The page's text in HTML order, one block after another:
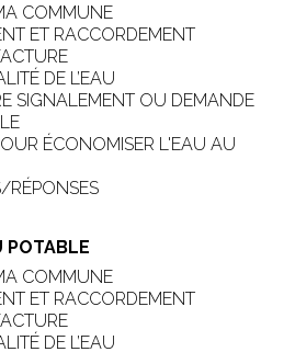
COMMUNE
ET RACCORDEMENT
DE L’EAU
SIGNALEMENT OU DEMANDE
ÉCONOMISER L'EAU AU
RÉPONSES
POTABLE
COMMUNE
ET RACCORDEMENT
DE L’EAU